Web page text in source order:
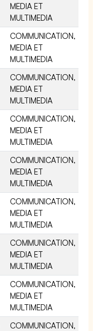
MEDIA ET
MULTIMEDIA
COMMUNICATION,
MEDIA ET
MULTIMEDIA
COMMUNICATION,
MEDIA ET
MULTIMEDIA
COMMUNICATION,
MEDIA ET
MULTIMEDIA
COMMUNICATION,
MEDIA ET
MULTIMEDIA
COMMUNICATION,
MEDIA ET
MULTIMEDIA
COMMUNICATION,
MEDIA ET
MULTIMEDIA
COMMUNICATION,
MEDIA ET
MULTIMEDIA
COMMUNICATION,